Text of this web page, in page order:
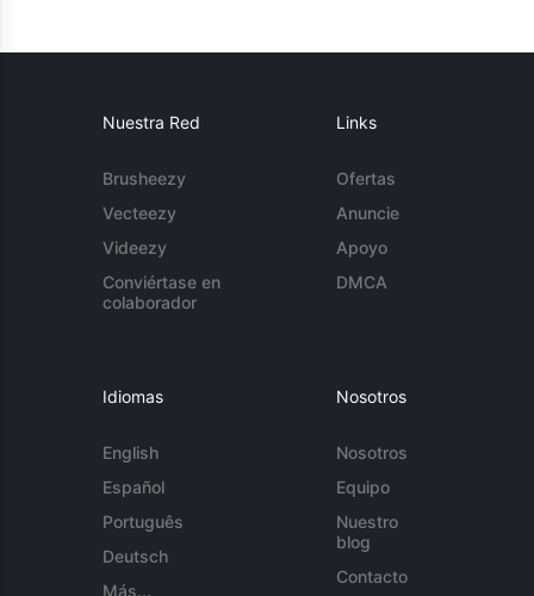
Nuestra Red
Brusheezy
Vecteezy
Videezy
Conviértase en
colaborador
Links
Ofertas
Anuncie
Apoyo
DMCA
Idiomas
English
Español
Português
Deutsch
Más...
Nosotros
Nosotros
Equipo
Nuestro
blog
Contacto